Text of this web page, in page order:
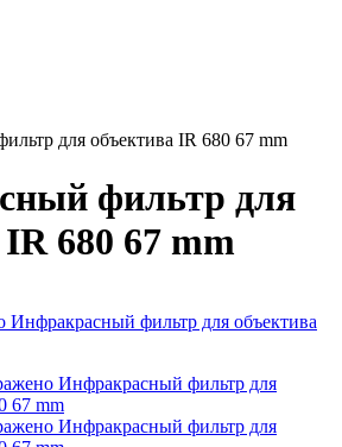
для объектива IR 680 67 mm
фильтр для
680 67 mm